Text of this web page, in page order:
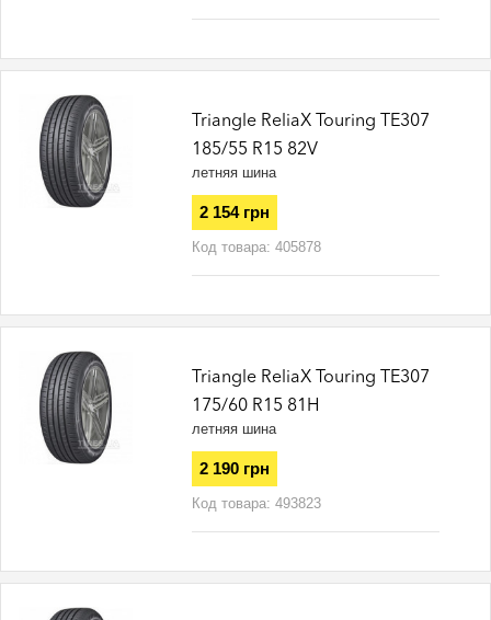
Triangle ReliaX Touring TE307
185/55 R15 82V
летняя шина
2 154 грн
Код товара:405878
Triangle ReliaX Touring TE307
175/60 R15 81H
летняя шина
2 190 грн
Код товара:493823